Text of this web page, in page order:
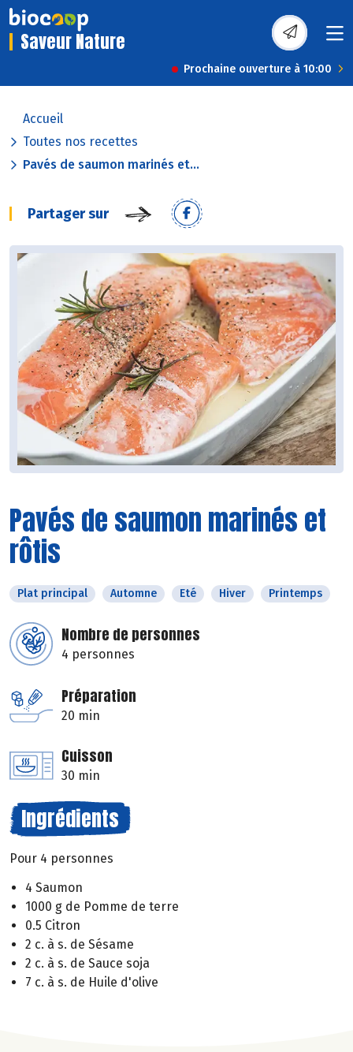
Saveur Nature
Prochaine ouverture à 10:00
Accueil
Toutes nos recettes
Pavés de saumon marinés et...
Partager sur
Pavés de saumon marinés et
rôtis
Plat principal Automne Eté Hiver Printemps
Nombre de personnes
4 personnes
Préparation
20 min
Cuisson
30 min
Ingrédients
Pour 4 personnes
4 Saumon
1000 g de Pomme de terre
0.5 Citron
2 c. à s. de Sésame
2 c. à s. de Sauce soja
7 c. à s. de Huile d'olive